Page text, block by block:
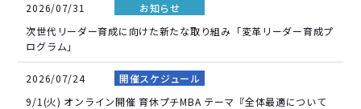
2026/07/31
お知らせ
次世代リーダー育成に向けた新たな取り組み「変革リーダー育成プ
ログラム」
2026/07/24
開催スケジュール
9/1(火) オンライン開催 育休プチMBA テーマ『全体最適について